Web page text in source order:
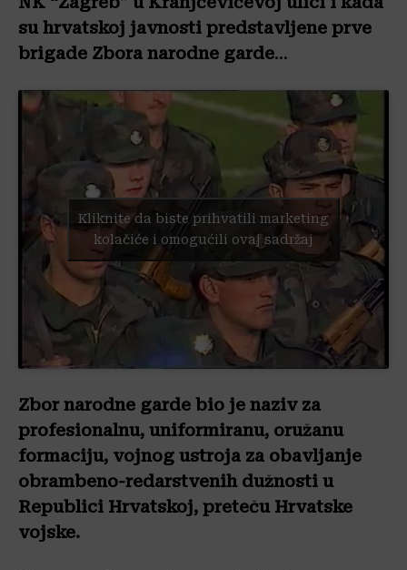
su hrvatskoj javnosti predstavljene prve
brigade Zbora narodne garde…
Kliknite da biste prihvatili marketing
kolačiće i omogućili ovaj sadržaj
Zbor narodne garde bio je naziv za
profesionalnu, uniformiranu, oružanu
formaciju, vojnog ustroja za obavljanje
obrambeno-redarstvenih dužnosti u
Republici Hrvatskoj, preteču Hrvatske
vojske.